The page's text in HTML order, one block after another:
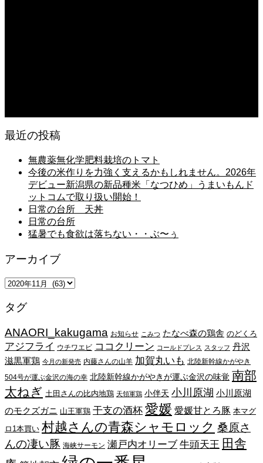
最近の投稿
無農薬無化学肥料栽培のトマト
今後の米作りを力強く支えるかもしれません。2026年
デビュー新潟県の新品種米「なつひめ」うまいもんド
ットコムで取り扱い開始！
日常の台所 天丼
日常の台所
猛暑でも食欲は落ちない・・ぶ〜ぅ
アーカイブ
ア
カ
ブ
タグ
ANAORI_kakugama お知らせ こみつ たなべ森の鶏舎 のどくろ
アジフライ ウチワエビ ココクリーン コールドプレス スタッフ 丹沢
滋黒軍鶏 今月の新発売 内藤さんの山羊 加賀丸いも 北陸新幹線かがやき
504号が運ぶ金沢の海の幸 北陸新幹線かがやきが運ぶ金沢の味覚 南部
太ねぎ 土田さんの比内地鶏 天領軍鶏 小伴天 小川原湖 小川原湖
のモクズガニ 山王軍鶏 干支の酒杯 愛媛 愛媛甘とろ豚 本マグ
ロ1本買い 村越さんの青森シャモロック 桑原さ
んの凄い豚 海峡サーモン 瀬戸内オリーブ 牛頭天王 田舎